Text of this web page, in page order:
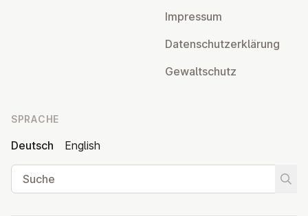
Impressum
Da­ten­schutz­er­klä­rung
Ge­walt­schutz
SPRACHE
Deutsch
English
Suche